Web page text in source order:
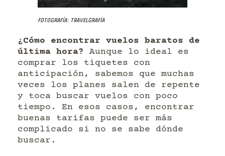
Fotografía: Travelgrafía
¿Cómo encontrar vuelos baratos de
última hora? Aunque lo ideal es
comprar los tiquetes con
anticipación, sabemos que muchas
veces los planes salen de repente
y toca buscar vuelos con poco
tiempo. En esos casos, encontrar
buenas tarifas puede ser más
complicado si no se sabe dónde
buscar.